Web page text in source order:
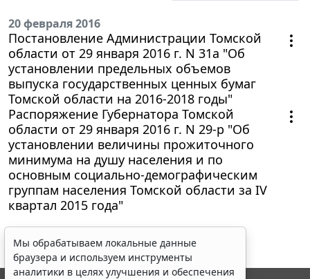
20 февраля 2016
Постановление Администрации Томской
области от 29 января 2016 г. N 31а "Об
установлении предельных объемов
выпуска государственных ценных бумаг
Томской области на 2016-2018 годы"
Распоряжение Губернатора Томской
области от 29 января 2016 г. N 29-р "Об
установлении величины прожиточного
минимума на душу населения и по
основным социально-демографическим
группам населения Томской области за IV
квартал 2015 года"
Мы обрабатываем локальные данные
браузера и используем инструменты
аналитики в целях улучшения и обеспечения